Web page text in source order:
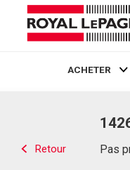
ACHETER
Retour Pas